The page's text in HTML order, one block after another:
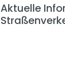
Aktuelle